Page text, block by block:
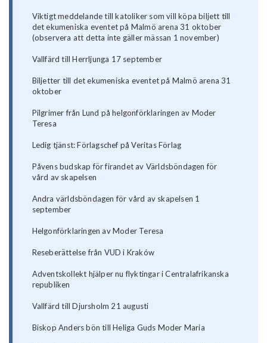
Viktigt meddelande till katoliker som vill köpa biljett till
det ekumeniska eventet på Malmö arena 31 oktober
(observera att detta inte gäller mässan 1 november)
Vallfärd till Herrljunga 17 september
Biljetter till det ekumeniska eventet på Malmö arena 31
oktober
Pilgrimer från Lund på helgonförklaringen av Moder
Teresa
Ledig tjänst: Förlagschef på Veritas Förlag
Påvens budskap för firandet av Världsböndagen för
vård av skapelsen
Andra världsböndagen för vård av skapelsen 1
september
Helgonförklaringen av Moder Teresa
Reseberättelse från VUD i Kraków
Adventskollekt hjälper nu flyktingar i Centralafrikanska
republiken
Vallfärd till Djursholm 21 augusti
Biskop Anders bön till Heliga Guds Moder Maria